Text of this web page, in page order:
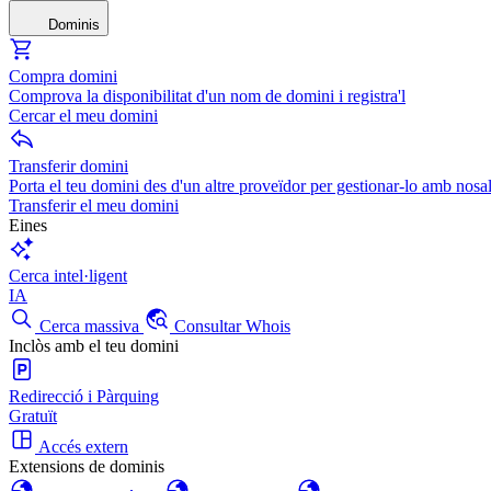
Dominis
Compra domini
Comprova la disponibilitat d'un nom de domini i registra'l
Cercar el meu domini
Transferir domini
Porta el teu domini des d'un altre proveïdor per gestionar-lo amb
Transferir el meu domini
Eines
Cerca intel·ligent
IA
Cerca massiva
Consultar Whois
Inclòs amb el teu domini
Redirecció i Pàrquing
Gratuït
Accés extern
Extensions de dominis